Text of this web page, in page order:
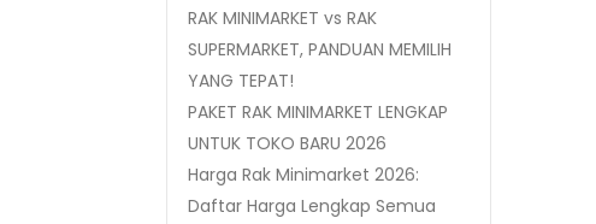
RAK MINIMARKET vs RAK
SUPERMARKET, PANDUAN MEMILIH
YANG TEPAT!
PAKET RAK MINIMARKET LENGKAP
UNTUK TOKO BARU 2026
Harga Rak Minimarket 2026:
Daftar Harga Lengkap Semua